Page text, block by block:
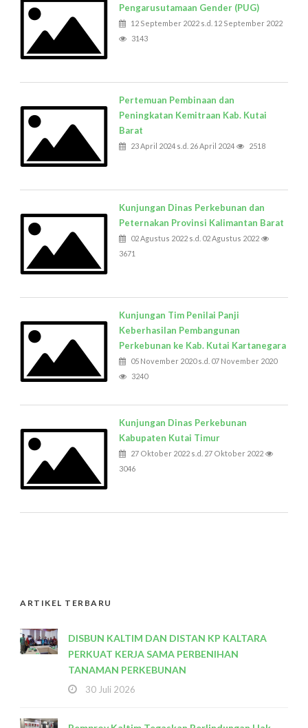
Pengarusutamaan Gender (PUG)
12 September 2022 s.d. 12 September 2022
3143
Pertemuan Pembinaan dan
Peningkatan Kemitraan Kab. Kutai
Barat
23 April 2024 s.d. 26 April 2024 2518
Kunjungan Dinas Perkebunan dan
Peternakan Provinsi Kalimantan Barat
02 Agustus 2022 s.d. 02 Agustus 2022
3671
Kunjungan Tim Penilai Panji
Keberhasilan Pembangunan
Perkebunan ke Kab. Kutai Kartanegara
05 November 2020 s.d. 07 November 2020
3240
Kunjungan Dinas Perkebunan
Kabupaten Kutai Timur
27 Oktober 2022 s.d. 27 Oktober 2022
3046
ARTIKEL TERBARU
DISBUN KALTIM DAN DISTAN KP KALTARA
PERKUAT KERJA SAMA PERBENIHAN
TANAMAN PERKEBUNAN
30 Juli 2026